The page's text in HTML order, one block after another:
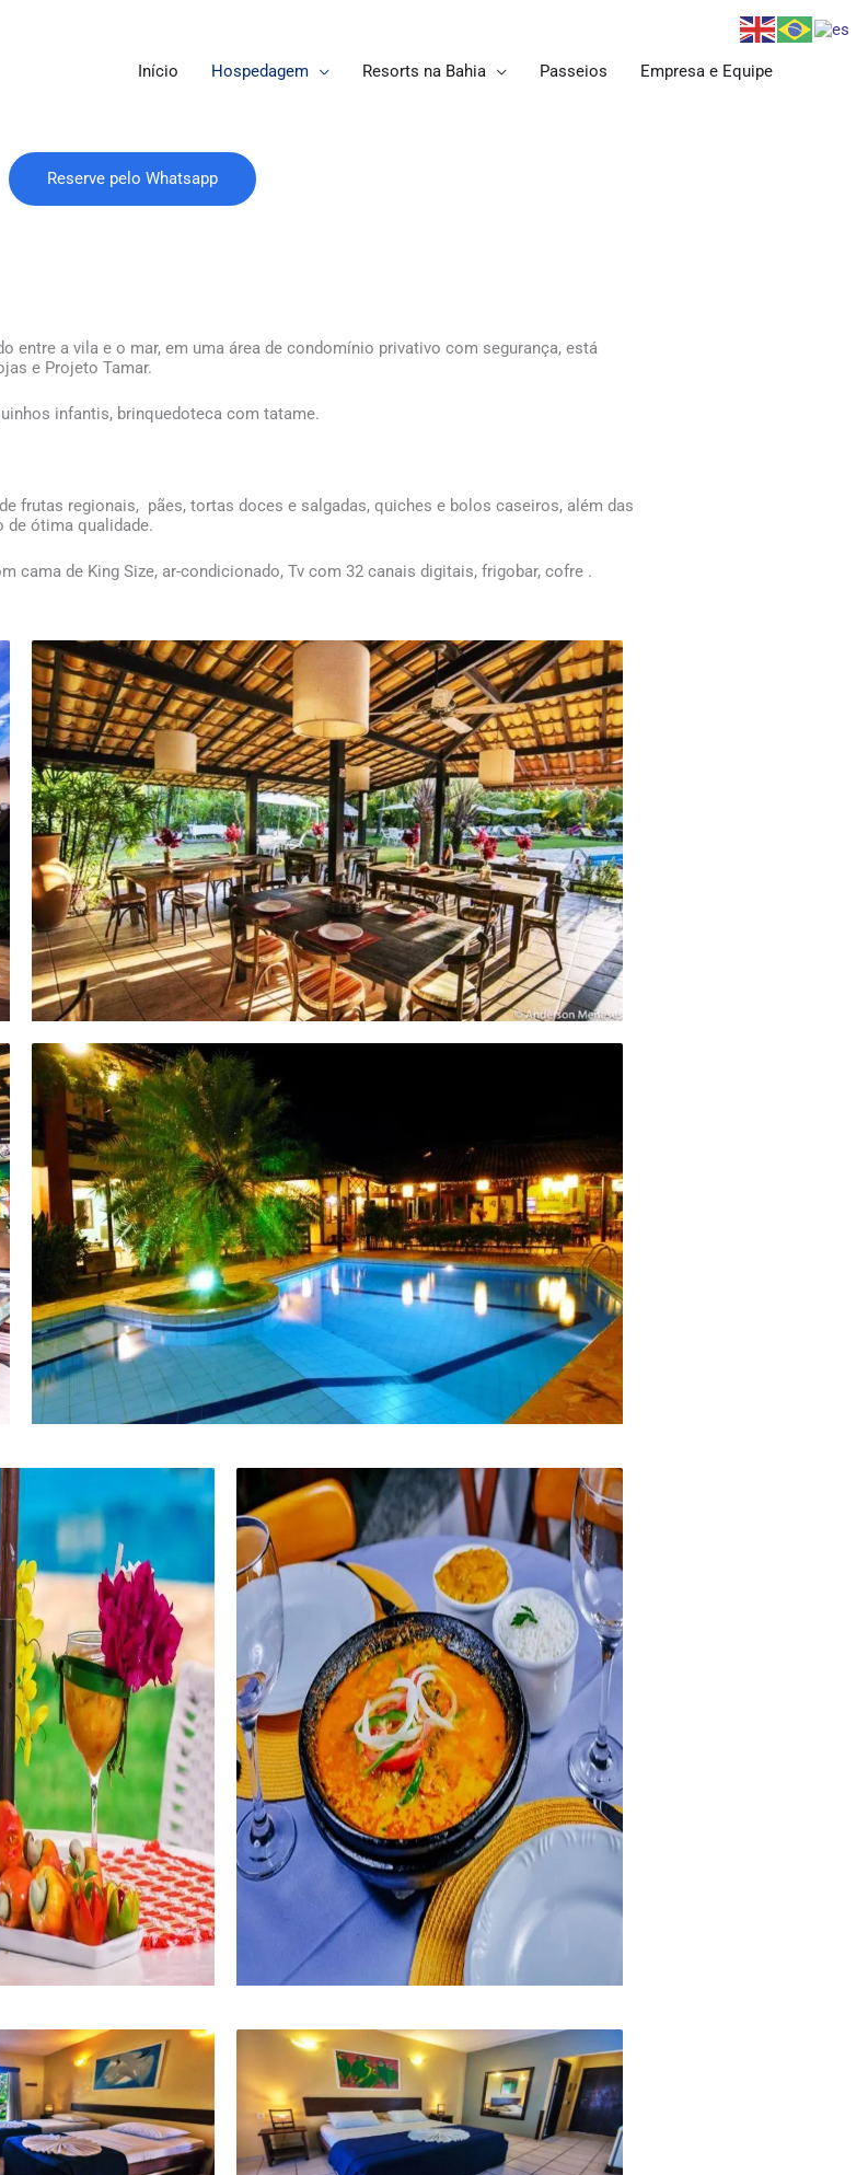
Início Hospedagem Resorts na Bahia Passeios Empresa e Equipe
Reserve pelo Whatsapp
entre a vila e o mar, em uma área de condomínio privativo com segurança, está
e Projeto Tamar.
infantis, brinquedoteca com tatame.
frutas regionais, pães, tortas doces e salgadas, quiches e bolos caseiros, além das
de ótima qualidade.
cama de King Size, ar-condicionado, Tv com 32 canais digitais, frigobar, cofre .